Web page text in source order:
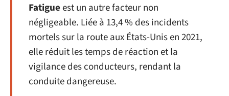
Fatigueest un autre facteur non
négligeable. Liée à 13,4 % des incidents
mortels sur la route aux États-Unis en 2021,
elle réduit les temps de réaction et la
vigilance des conducteurs, rendant la
conduite dangereuse.